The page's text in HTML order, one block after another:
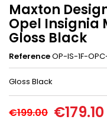
Maxton
Opel Insignia
Gloss Black
ReferenceOP-IS-1F-
Gloss Black
€199.00 €179.10